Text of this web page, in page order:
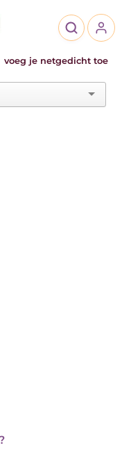
voeg je netgedicht toe